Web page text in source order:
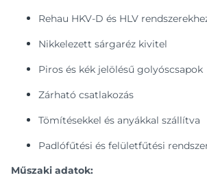
Rehau HKV-D és HLV
Nikkelezett sárgaréz kivitel
Piros és kék jelölésű golyóscsapok
Zárható csatlakozás
Tömítésekkel és anyákkal szállítva
Padlófűtési és felületfűtési
Műszaki adatok: